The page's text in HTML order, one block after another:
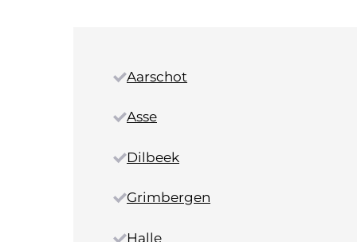
Aarschot
Asse
Dilbeek
Grimbergen
Halle